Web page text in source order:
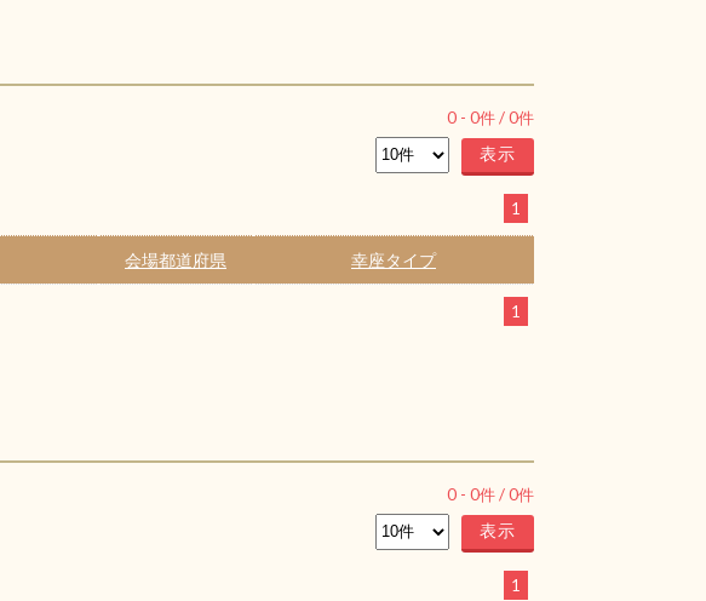
0 - 0件 /0件
1
会場都道府県 幸座タイプ
1
0 - 0件 /0件
1